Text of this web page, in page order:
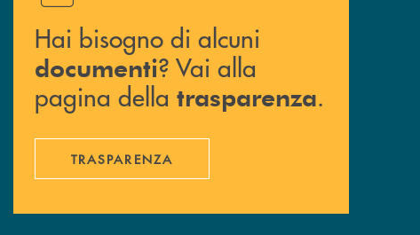
Hai bisogno di alcuni
documenti? Vai alla
pagina della trasparenza.
TRASPARENZA